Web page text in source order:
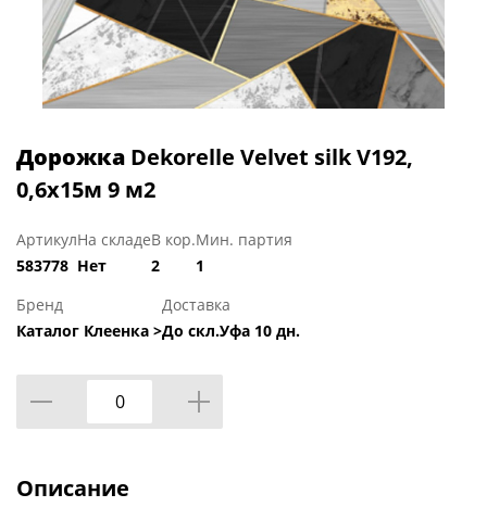
Дорожка Dekorelle Velvet silk V192,
0,6x15м 9 м2
Артикул
583778
На складе
Нет
В кор.
2
Мин. партия
1
Бренд
Каталог Клеенка >
Доставка
До скл.Уфа 10 дн.
Описание